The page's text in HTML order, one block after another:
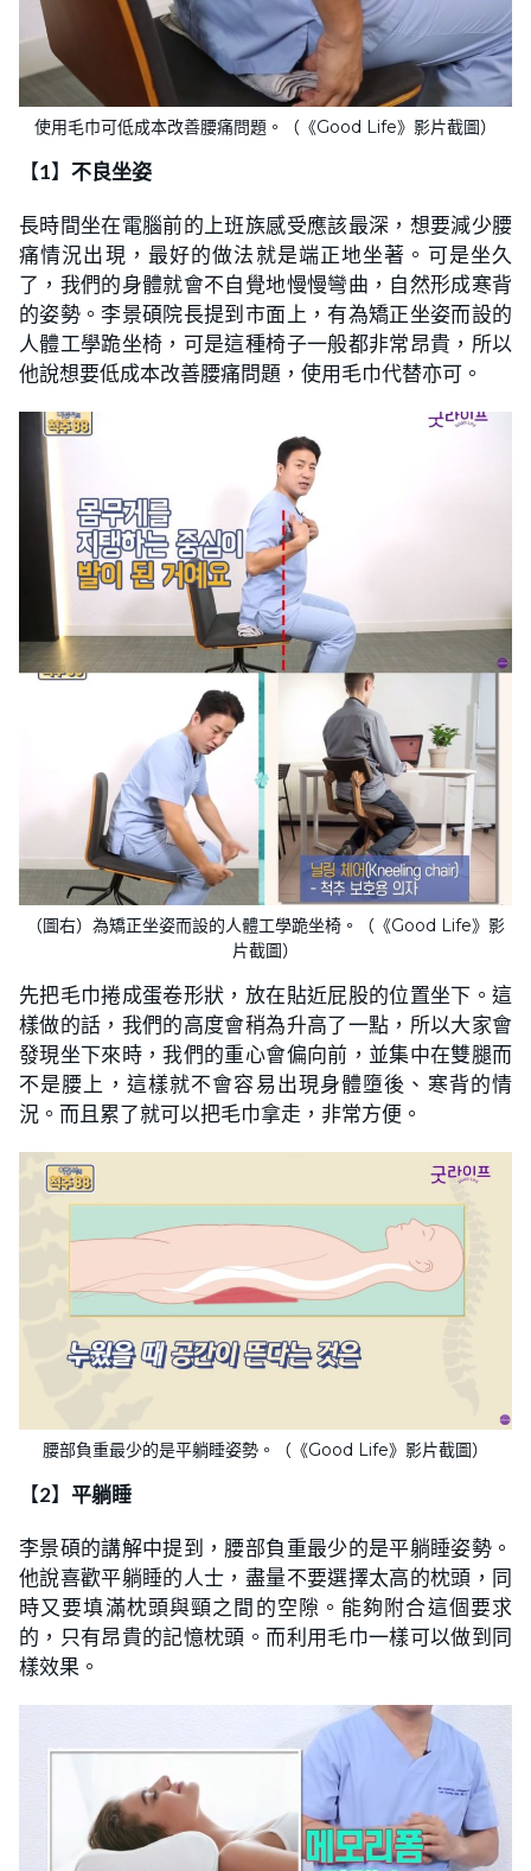
使用毛巾可低成本改善腰痛問題。（《Good Life》影片截圖）
【1】 不良坐姿
長時間坐在電腦前的上班族感受應該最深，想要減少腰
痛情況出現，最好的做法就是端正地坐著。可是坐久
了，我們的身體就會不自覺地慢慢彎曲，自然形成寒背
的姿勢。李景碩院長提到市面上，有為矯正坐姿而設的
人體工學跪坐椅，可是這種椅子一般都非常昂貴，所以
他說想要低成本改善腰痛問題，使用毛巾代替亦可。
（圖右）為矯正坐姿而設的人體工學跪坐椅。（《Good Life》影
片截圖）
先把毛巾捲成蛋卷形狀，放在貼近屁股的位置坐下。這
樣做的話，我們的高度會稍為升高了一點，所以大家會
發現坐下來時，我們的重心會偏向前，並集中在雙腿而
不是腰上，這樣就不會容易出現身體墮後、寒背的情
況。而且累了就可以把毛巾拿走，非常方便。
腰部負重最少的是平躺睡姿勢。（《Good Life》影片截圖）
【2】 平躺睡
李景碩的講解中提到，腰部負重最少的是平躺睡姿勢。
他說喜歡平躺睡的人士，盡量不要選擇太高的枕頭，同
時又要填滿枕頭與頸之間的空隙。能夠附合這個要求
的，只有昂貴的記憶枕頭。而利用毛巾一樣可以做到同
樣效果。